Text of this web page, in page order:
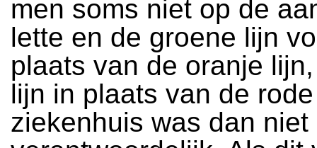
men soms niet op de
lette en de groene lijn
plaats van de oranje
lijn in plaats van de
ziekenhuis was dan niet